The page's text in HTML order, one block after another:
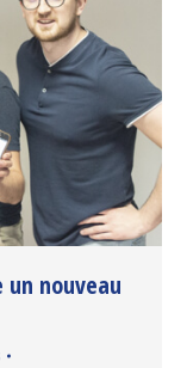
un nouveau